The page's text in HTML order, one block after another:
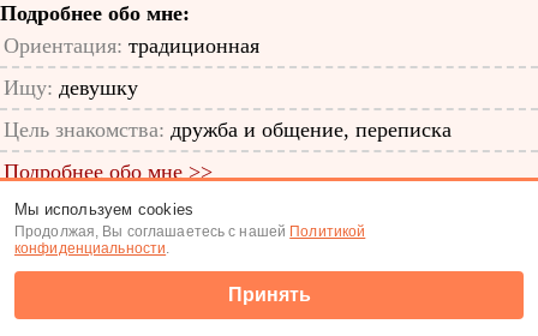
Подробнее обо мне:
Ориентация: традиционная
Ищу: девушку
Цель знакомства: дружба и общение, переписка
Подробнее обо мне >>
ID анкеты: 17607680
Знакомства|Поиск анкет
Мы используем cookies
Продолжая, Вы соглашаетесь с нашей Политикой
конфиденциальности.
Принять